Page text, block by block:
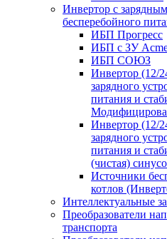
Инвертор с
бесперебойного
ИБП Прогресс
ИБП с ЗУ
ИБП СОЮЗ
Инвертор (12/
зарядного
питания и
Инвертор (12/
зарядного
питания и
(чистая)
Источники
котлов
Интеллектуальные
Преобразователи
транспорта